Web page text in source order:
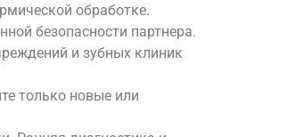
обработке.
безопасности партнера.
и зубных клиник
только новые или